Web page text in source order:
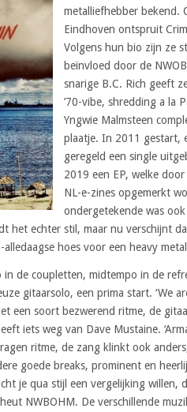
metalliefhebber bekend.
Eindhoven ontspruit
Volgens hun bio zijn ze
beïnvloed door de
snarige B.C. Rich geeft
’70-vibe, shredding a la
Yngwie Malmsteen
plaatje. In 2011 gestart,
geregeld een single
2019 een EP, welke
NL-e-zines opgemerkt
ondergetekende was
het echter stil, maar nu verschijnt
hoes voor een heavy
de coupletten, midtempo in de
gitaarsolo, een prima start. ‘We
een soort bezwerend ritme, de
iets weg van Dave Mustaine.
ritme, de zang klinkt ook
goede breaks, prominent en
je qua stijl een vergelijking willen,
NWBOHM. De verschillende